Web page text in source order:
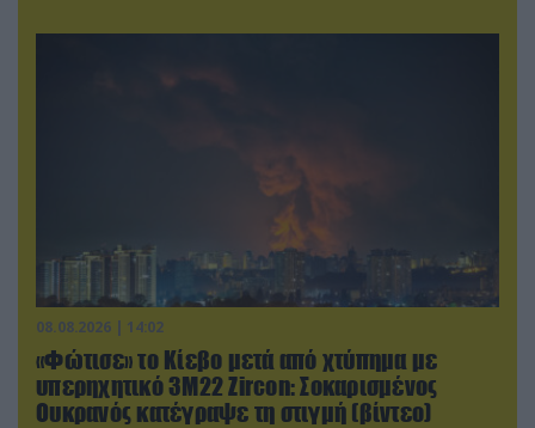
08.08.2026 | 14:02
«Φώτισε» το Κίεβο μετά από χτύπημα με
υπερηχητικό 3M22 Zircon: Σοκαρισμένος
Ουκρανός κατέγραψε τη στιγμή (βίντεο)